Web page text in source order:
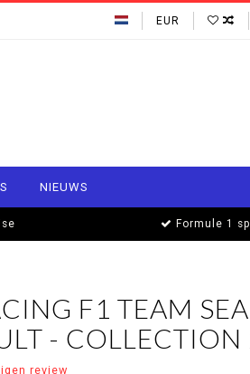
EUR
NIEUWS
Formule 1
F1 TEAM
-
review